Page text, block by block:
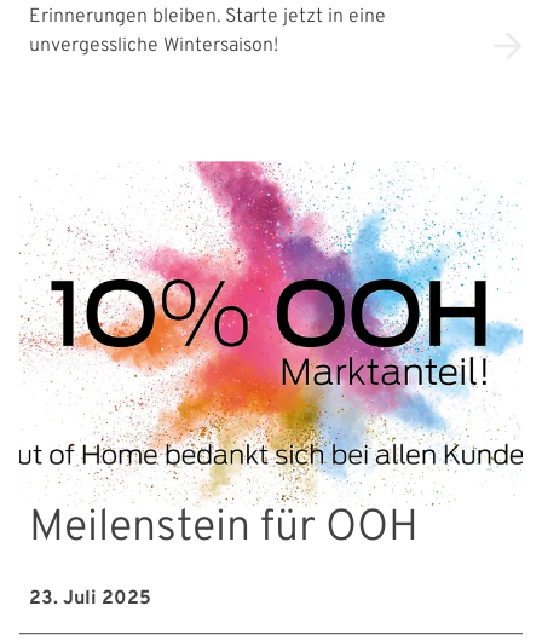
Erinnerungen bleiben. Starte jetzt in eine
unvergessliche Wintersaison!
Meilenstein für OOH
23. Juli 2025